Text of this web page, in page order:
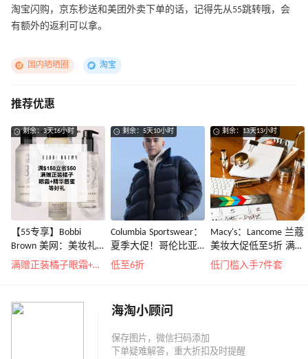
淘宝闪购，京东秒送和美团外卖下单的话，记得先从55跳转哦，会
有额外的返利可以拿。
国内晒晒圈 淘宝
推荐优惠
剩余：3天16小时
【55专享】Bobbi
Brown 美网：美妆礼
遇！满$150立省$50
满赠正装橘子眼霜+精华唇蜜等好礼
剩余：5天10小时
Columbia Sportswear：
夏季大促！哥伦比亚
运动热卖
低至6折
剩余：13天13小时
Macy's：Lancome 兰蔻
美妆大促低至5折 满赠
三重好礼
低门槛入手7件套
海淘小顾问